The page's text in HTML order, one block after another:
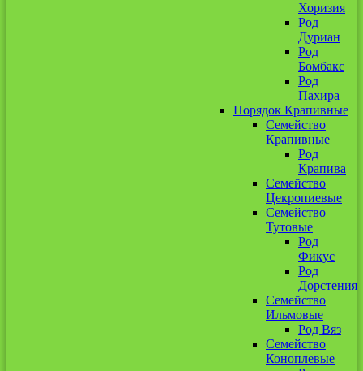
Хоризия
Род
Дуриан
Род
Бомбакс
Род
Пахира
Порядок Крапивные
Семейство
Крапивные
Род
Крапива
Семейство
Цекропиевые
Семейство
Тутовые
Род
Фикус
Род
Дорстения
Семейство
Ильмовые
Род Вяз
Семейство
Коноплевые